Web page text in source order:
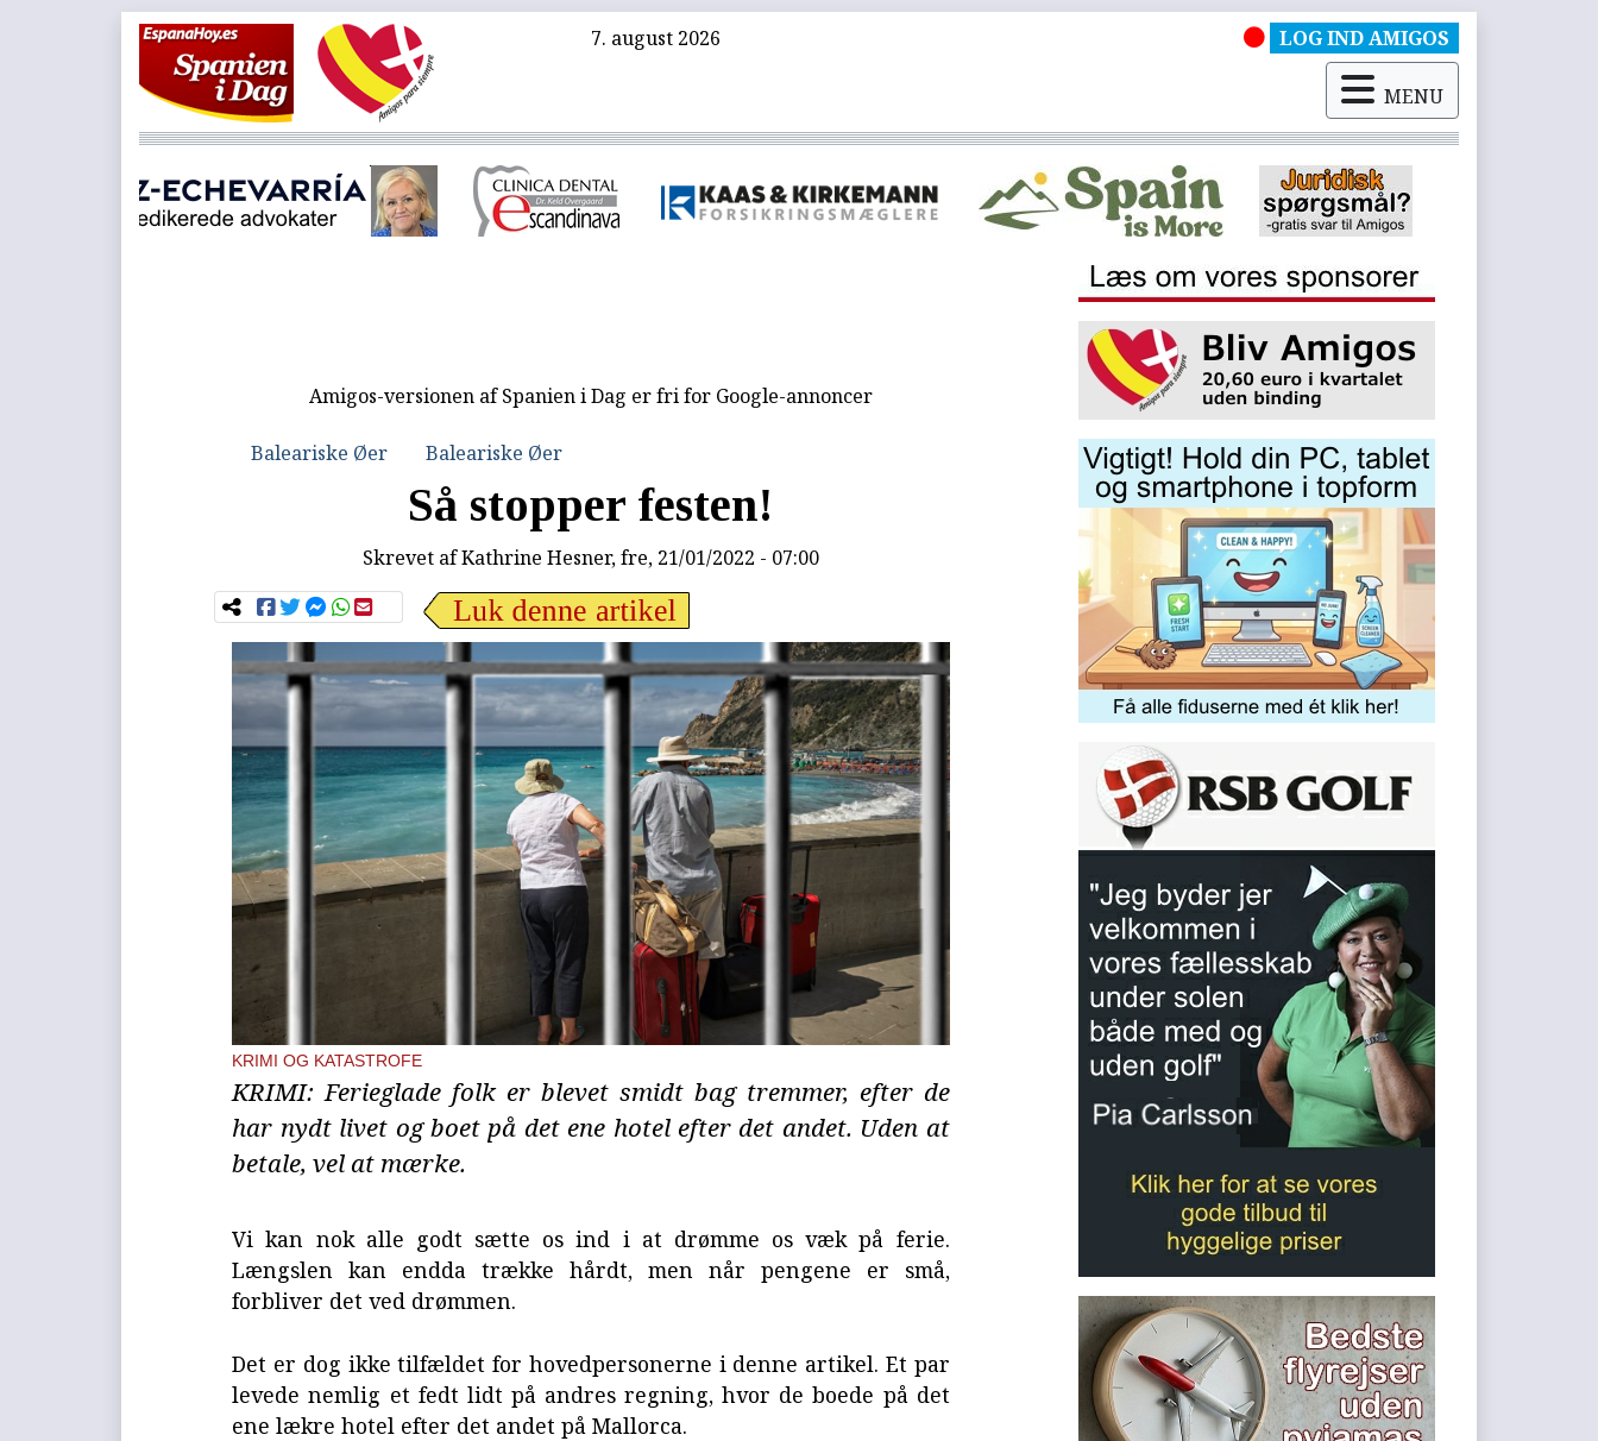
7. august 2026 LOG IND AMIGOS
MENU
Amigos-versionen af Spanien i Dag er fri for Google-annoncer
Baleariske Øer Baleariske Øer
Så stopper festen!
Skrevet afKathrine Hesner, fre, 21/01/2022 - 07:00
KRIMI OG KATASTROFE
KRIMI: Ferieglade folk er blevet smidt bag tremmer, efter de
har nydt livet og boet på det ene hotel efter det andet. Uden at
betale, vel at mærke.
Vi kan nok alle godt sætte os ind i at drømme os væk på ferie.
Længslen kan endda trække hårdt, men når pengene er små,
forbliver det ved drømmen.
Det er dog ikke tilfældet for hovedpersonerne i denne artikel. Et par
levede nemlig et fedt lidt på andres regning, hvor de boede på det
ene lækre hotel efter det andet på Mallorca.